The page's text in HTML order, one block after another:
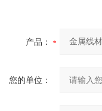
产品：
您的单位：